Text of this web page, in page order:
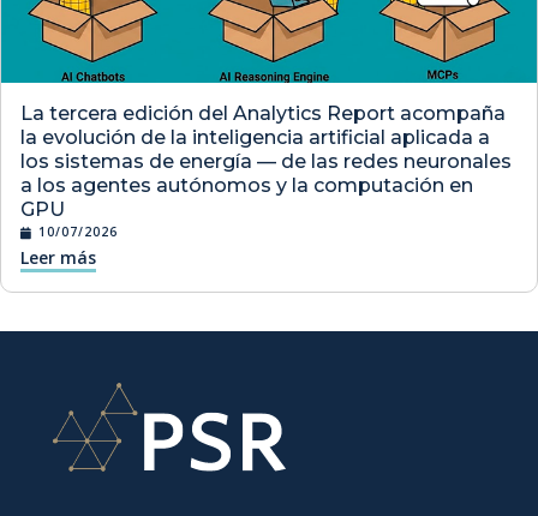
La tercera edición del Analytics Report acompaña
la evolución de la inteligencia artificial aplicada a
los sistemas de energía — de las redes neuronales
a los agentes autónomos y la computación en
GPU
10/07/2026
Leer más